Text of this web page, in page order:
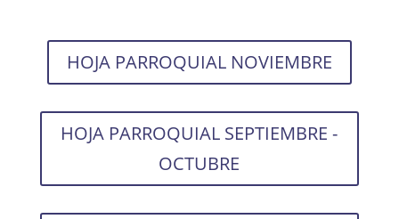
HOJA PARROQUIAL NOVIEMBRE
HOJA PARROQUIAL SEPTIEMBRE -
OCTUBRE